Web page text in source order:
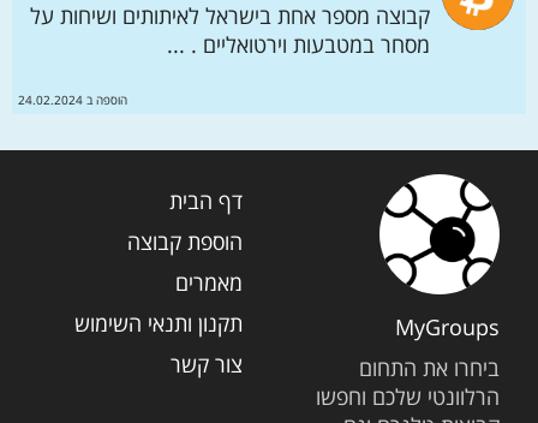
קבוצה מספר אחת בישראל לאיתותים ושיחות על
מסחר במטבעות וירטואליים . ...
הוספה ב 24.02.2024
MyGroups
ביחרו את התחום
הרלוונטי שלכם וחפשו
דף הבית
הוספת קבוצה
מאמרים
תקנון ותנאי השימוש
צור קשר